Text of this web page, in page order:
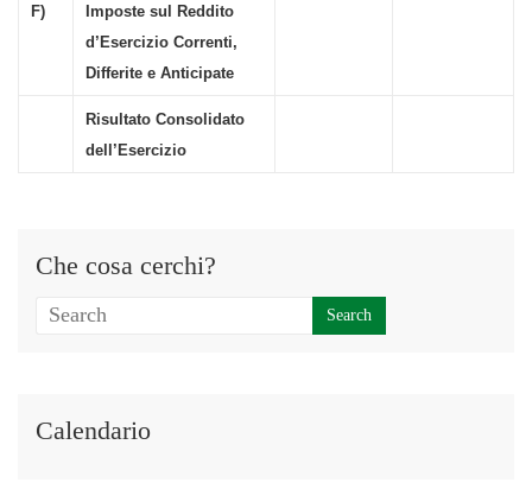
F)
Imposte sul Reddito
d’Esercizio Correnti,
Differite e Anticipate
Risultato Consolidato
dell’Esercizio
Che cosa cerchi?
Calendario